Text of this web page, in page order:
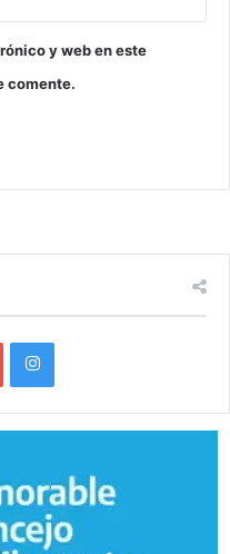
y web en este
comente.